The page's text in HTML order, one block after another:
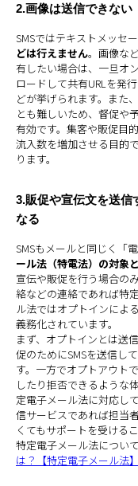
2.画像は送信できない
SMSではテキストメッセ
どは行えません。画像な
有したい場合は、一旦オ
ロードして共有URLを発
どが挙げられます。また
とも難しいため、督促や
有効です。集客や販促目
流入数を増加させる目的
ります。
3.販促や宣伝文を送信
なる
SMSもメールと同じく「
ール法（特電法）の対象
宣伝や販促を行う場合の
絡などの連絡であれば特
ル法ではオプトインによ
義務化されています。
まず、オプトインとは送
促のためにSMSを送信し
す。一方でオプトアウト
したり拒否できるような
定電子メール法に対応し
信サービスであれば担当
くてもサポートを受ける
特定電子メール法につい
は？【特定電子メール法】